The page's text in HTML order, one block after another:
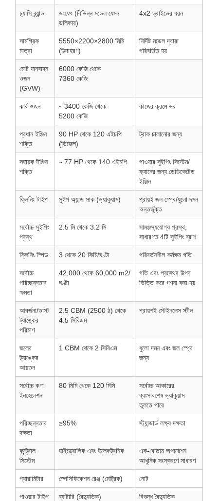
চ্যাসি ব্র্যান্ড
ডংফেং (বিভিন্ন মডেল যেমন
ডলিকার)
4x2 ড্রাইভের ধরন
সামগ্রিক
মাত্রা
5550×2200×2800 মিমি
(উদাহরণ)
নির্দিষ্ট মডেল দ্বারা
পরিবর্তিত হয়
মোট যানবাহন
ওজন
(GVW)
6000 কেজি থেকে
7360 কেজি
কার্ব ওজন ∼ 3400 কেজি থেকে
5200 কেজি
কাজের ক্রমে ভর
প্রধান ইঞ্জিন
শক্তি
90 HP থেকে 120 এইচপি
(ডিজেল)
ট্রাক চালানোর জন্য
সহায়ক ইঞ্জিন
শক্তি
∼ 77 HP থেকে 140 এইচপি
পাওয়ার সুইপিং সিস্টেম/
ফ্যানের জন্য ডেডিকেটেড
ইঞ্জিন
ক্লিনিং টাইপ সুইপ অ্যান্ড সাক (ভ্যাকুয়াম)
প্রায়ই জল স্প্রে/ধুলো দমন
অন্তর্ভুক্ত
সর্বোচ্চ সুইপিং
প্রস্থ
2.5 মি থেকে 3.2 মি
সামঞ্জস্যযোগ্য প্রস্থ,
সাধারণত 4টি সুইপিং ব্রাশ
ক্লিনিং স্পিড 3 থেকে 20 কিমি/ঘণ্টা পরিবর্তনশীল কর্মক্ষম গতি
সর্বোচ্চ
পরিচ্ছন্নতার
ক্ষমতা
42,000 থেকে 60,000 m2/
ঘণ্টা
গতি এবং প্রস্থের উপর
ভিত্তি করে গণনা করা হয়
আবর্জনা/ডাস্ট
ট্যাঙ্কের
পরিমাণ
2.5 CBM (2500 ঠ) থেকে
4.5 সিবিএম
প্রায়শই স্টেইনলেস স্টীল
জলের
ট্যাঙ্কের
আয়তন
1 CBM থেকে 2 সিবিএম
ধুলো দমন এবং জল স্প্রে
জন্য
সর্বোচ্চ কণা
ইনহেলেশন
80 মিমি থেকে 120 মিমি
সর্বোচ্চ আকারের
ধ্বংসাবশেষ ভ্যাকুয়াম
তুলতে পারে
পরিচ্ছন্নতার
দক্ষতা
≥95% স্ট্যান্ডার্ড লক্ষ্য দক্ষতা
কন্ট্রোল
সিস্টেম
হাইড্রোলিক এবং ইলেকট্রনিক
এক-বোতাম অপারেশন
আধুনিক সংস্করণে সাধারণ
প্যারামিটার স্পেসিফিকেশন রেঞ্জ (মেট্রিক) নোট
পাওয়ার টাইপ ব্যাটারি (বৈদ্যুতিক) বিশুদ্ধ বৈদ্যুতিক